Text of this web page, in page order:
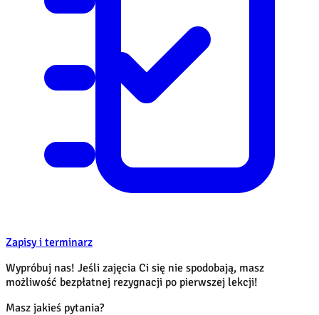
Zapisy i terminarz
Wypróbuj nas! Jeśli zajęcia Ci się nie spodobają, masz
możliwość bezpłatnej rezygnacji po pierwszej lekcji!
Masz jakieś pytania?